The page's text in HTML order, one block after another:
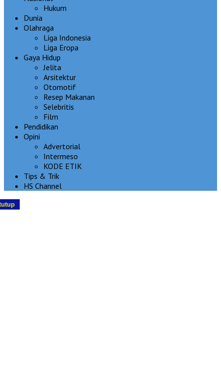
Hukum
Dunia
Olahraga
Liga Indonesia
Liga Eropa
Gaya Hidup
Jelita
Arsitektur
Otomotif
Resep Makanan
Selebritis
Film
Pendidikan
Opini
Advertorial
Intermeso
KODE ETIK
Tips & Trik
HS Channel